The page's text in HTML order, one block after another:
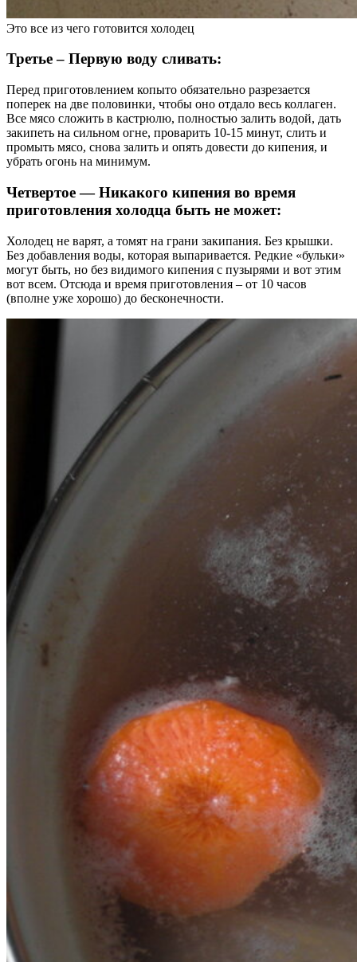
Это все из чего готовится холодец
Третье – Первую воду сливать:
Перед приготовлением копыто обязательно разрезается
поперек на две половинки, чтобы оно отдало весь коллаген.
Все мясо сложить в кастрюлю, полностью залить водой, дать
закипеть на сильном огне, проварить 10-15 минут, слить и
промыть мясо, снова залить и опять довести до кипения, и
убрать огонь на минимум.
Четвертое — Никакого кипения во время
приготовления холодца быть не может:
Холодец не варят, а томят на грани закипания. Без крышки.
Без добавления воды, которая выпаривается. Редкие «бульки»
могут быть, но без видимого кипения с пузырями и вот этим
вот всем. Отсюда и время приготовления – от 10 часов
(вполне уже хорошо) до бесконечности.